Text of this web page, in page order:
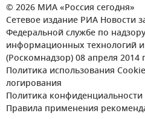
© 2026 МИА «Россия сегодня»
Сетевое издание РИА Новости
Федеральной службе по
информационных технологий
(Роскомнадзор) 08 апреля 2014
Политика использования
логирования
Политика конфиденциальности
Правила применения